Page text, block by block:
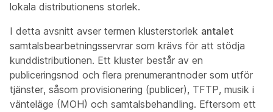
lokala distributionens storlek.
I detta avsnitt avser termen klusterstorlek antalet
samtalsbearbetningsservrar som krävs för att stödja
kunddistributionen. Ett kluster består av en
publiceringsnod och flera prenumerantnoder som utför
tjänster, såsom provisionering (publicer), TFTP, musik i
vänteläge (MOH) och samtalsbehandling. Eftersom ett